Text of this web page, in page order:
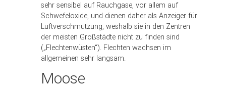
sehr sensibel auf Rauchgase, vor allem auf
Schwefeloxide, und dienen daher als Anzeiger für
Luftverschmutzung, weshalb sie in den Zentren
der meisten Großstädte nicht zu finden sind
(„Flechtenwüsten“). Flechten wachsen im
allgemeinen sehr langsam.
Moose